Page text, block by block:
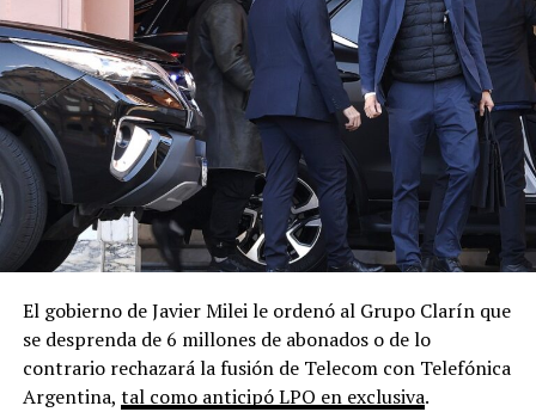
El gobierno de Javier Milei le ordenó al Grupo Clarín que
se desprenda de 6 millones de abonados o de lo
contrario rechazará la fusión de Telecom con Telefónica
Argentina, tal como anticipó LPO en exclusiva.